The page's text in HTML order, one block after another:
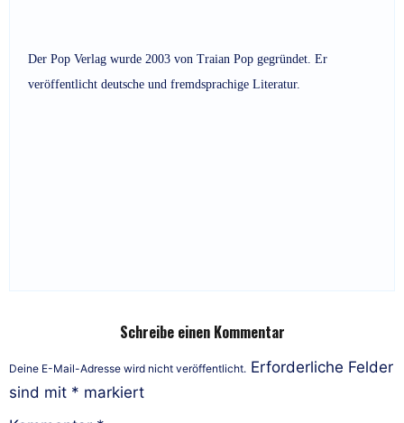
Der Pop Verlag wurde 2003 von Traian Pop gegründet. Er
veröffentlicht deutsche und fremdsprachige Literatur.
Schreibe einen Kommentar
Deine E-Mail-Adresse wird nicht veröffentlicht. Erforderliche Felder
sind mit * markiert